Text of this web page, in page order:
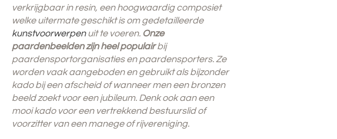
verkrijgbaar in resin, een hoogwaardig composiet
welke uitermate geschikt is om gedetailleerde
kunstvoorwerpenuit te voeren. Onze
paardenbeelden zijn heel populairbij
paardensportorganisaties en paardensporters. Ze
worden vaak aangeboden en gebruikt als bijzonder
kado bij een afscheid of wanneer men een bronzen
beeld zoekt voor eenjubileum. Denk ook aan een
mooi kado voor een vertrekkend bestuurslid of
voorzitter van een manege of rijvereniging.